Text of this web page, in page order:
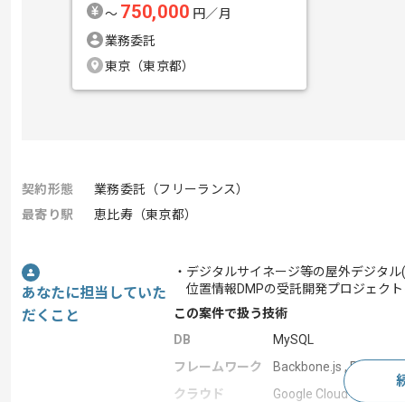
〜 750,000 円／月
業務委託
東京（東京都）
契約形態
業務委託（フリーランス）
最寄り駅
恵比寿（東京都）
あなたに担当していた
だくこと
・デジタルサイネージ等の屋外デジタ
位置情報DMPの受託開発プロジェク
この案件で扱う技術
DB
MySQL
フレームワーク
Backbone.js , React
クラウド
Google Cloud Platform